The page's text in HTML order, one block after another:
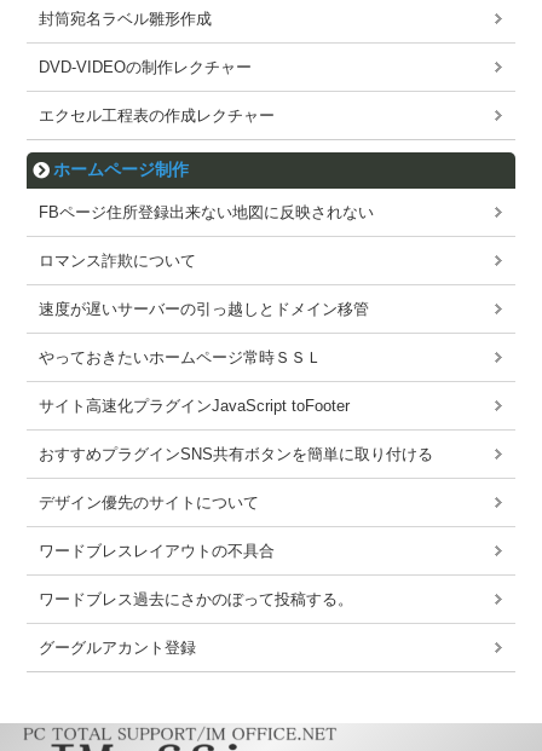
封筒宛名ラベル雛形作成
DVD-VIDEOの制作レクチャー
エクセル工程表の作成レクチャー
ホームページ制作
FBページ住所登録出来ない地図に反映されない
ロマンス詐欺について
速度が遅いサーバーの引っ越しとドメイン移管
やっておきたいホームページ常時ＳＳＬ
サイト高速化プラグインJavaScript toFooter
おすすめプラグインSNS共有ボタンを簡単に取り付ける
デザイン優先のサイトについて
ワードブレスレイアウトの不具合
ワードブレス過去にさかのぼって投稿する。
グーグルアカント登録